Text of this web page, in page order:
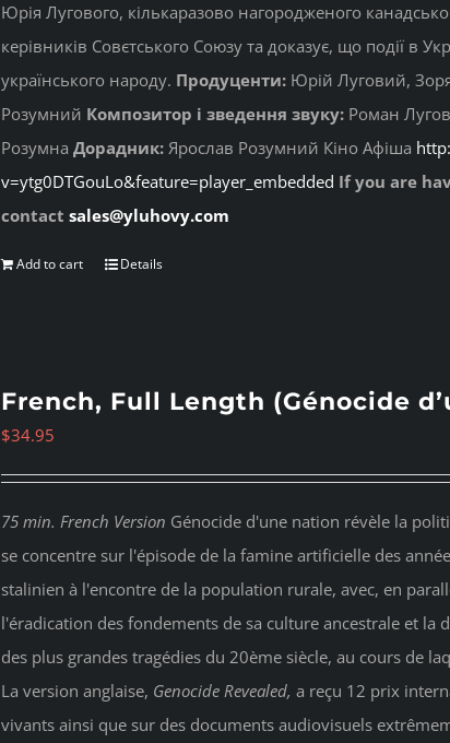
Юрія Лугового, кількаразово нагородженого
керівників Совєтського Союзу та доказує, що події в
українського народу. Продуценти:Юрій Луговий,
Розумний Композитор і зведення звуку:Роман
Розумна Дорадник:Ярослав Розумний Кіно Афіша
v=ytg0DTGouLo&feature=player_embedded If you are
contact sales@yluhovy.com
Add to cart Details
French, Full Length (Génocide
$34.95
75 min. French Version Génocide d'une nation révèle la
se concentre sur l'épisode de la famine artificielle des
stalinien à l'encontre de la population rurale, avec, en
l'éradication des fondements de sa culture ancestrale et
des plus grandes tragédies du 20ème siècle, au cours de
La version anglaise, Genocide Revealed, a reçu 12 prix
vivants ainsi que sur des documents audiovisuels